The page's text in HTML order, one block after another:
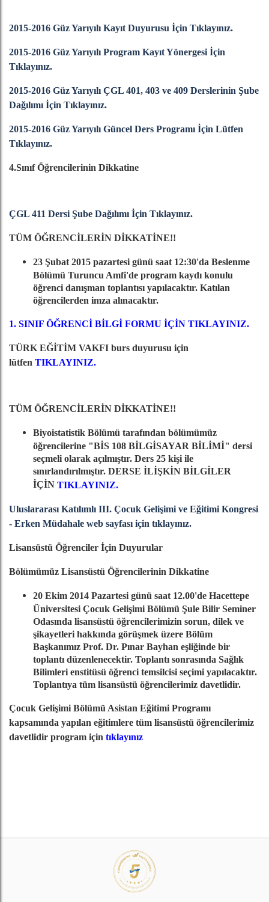
2015-2016 Güz Yarıyılı Kayıt Duyurusu İçin Tıklayınız.
2015-2016 Güz Yarıyılı Program Kayıt Yönergesi İçin
Tıklayınız.
2015-2016 Güz Yarıyılı ÇGL 401, 403 ve 409 Derslerinin Şube
Dağılımı İçin Tıklayınız.
2015-2016 Güz Yarıyılı Güncel Ders Programı İçin Lütfen
Tıklayınız.
4.Sınıf Öğrencilerinin Dikkatine
ÇGL 411 Dersi Şube Dağılımı İçin Tıklayınız.
TÜM ÖĞRENCİLERİN DİKKATİNE!!
23 Şubat 2015 pazartesi günü saat 12:30'da Beslenme
Bölümü Turuncu Amfi'de program kaydı konulu
öğrenci danışman toplantısı yapılacaktır. Katılan
öğrencilerden imza alınacaktır.
1. SINIF ÖĞRENCİ BİLGİ FORMU İÇİN TIKLAYINIZ.
TÜRK EĞİTİM VAKFI burs duyurusu için
lütfen TIKLAYINIZ.
TÜM ÖĞRENCİLERİN DİKKATİNE!!
Biyoistatistik Bölümü tarafından bölümümüz
öğrencilerine "BİS 108 BİLGİSAYAR BİLİMİ" dersi
seçmeli olarak açılmıştır. Ders 25 kişi ile
sınırlandırılmıştır. DERSE İLİŞKİN BİLGİLER
İÇİN TIKLAYINIZ.
Uluslararası Katılımlı III. Çocuk Gelişimi ve Eğitimi Kongresi
- Erken Müdahale web sayfası için tıklayınız.
Lisansüstü Öğrenciler İçin Duyurular
Bölümümüz Lisansüstü Öğrencilerinin Dikkatine
20 Ekim 2014 Pazartesi günü saat 12.00'de Hacettepe
Üniversitesi Çocuk Gelişimi Bölümü Şule Bilir Seminer
Odasında lisansüstü öğrencilerimizin sorun, dilek ve
şikayetleri hakkında görüşmek üzere Bölüm
Başkanımız Prof. Dr. Pınar Bayhan eşliğinde bir
toplantı düzenlenecektir. Toplantı sonrasında Sağlık
Bilimleri enstitüsü öğrenci temsilcisi seçimi yapılacaktır.
Toplantıya tüm lisansüstü öğrencilerimiz davetlidir.
Çocuk Gelişimi Bölümü Asistan Eğitimi Programı
kapsamında yapılan eğitimlere tüm lisansüstü öğrencilerimiz
davetlidir program için tıklayınız